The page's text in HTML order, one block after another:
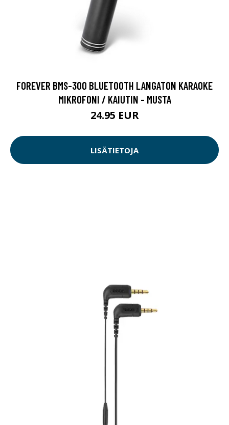
FOREVER BMS-300 BLUETOOTH LANGATON KARAOKE
MIKROFONI / KAIUTIN - MUSTA
24.95 EUR
LISÄTIETOJA